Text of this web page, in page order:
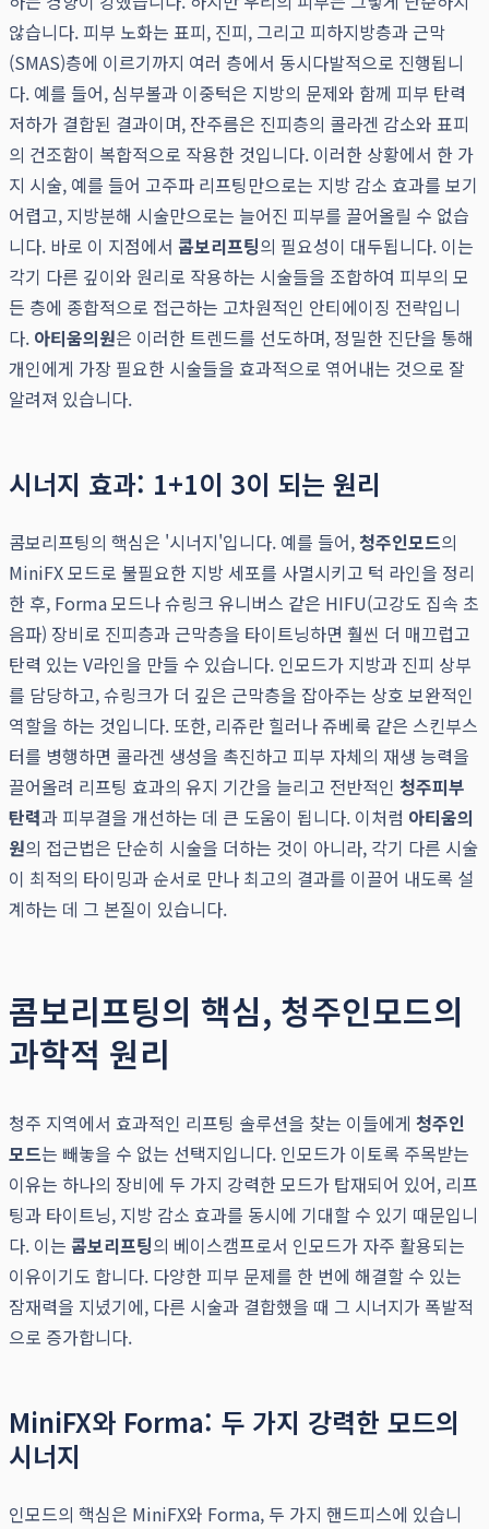
않습니다. 피부 노화는 표피, 진피, 그리고 피하지방층과 근막
(SMAS)층에 이르기까지 여러 층에서 동시다발적으로 진행됩니
다. 예를 들어, 심부볼과 이중턱은 지방의 문제와 함께 피부 탄력
저하가 결합된 결과이며, 잔주름은 진피층의 콜라겐 감소와 표피
의 건조함이 복합적으로 작용한 것입니다. 이러한 상황에서 한 가
지 시술, 예를 들어 고주파 리프팅만으로는 지방 감소 효과를 보기
어렵고, 지방분해 시술만으로는 늘어진 피부를 끌어올릴 수 없습
니다. 바로 이 지점에서 콤보리프팅의 필요성이 대두됩니다. 이는
각기 다른 깊이와 원리로 작용하는 시술들을 조합하여 피부의 모
든 층에 종합적으로 접근하는 고차원적인 안티에이징 전략입니
다. 아티움의원은 이러한 트렌드를 선도하며, 정밀한 진단을 통해
개인에게 가장 필요한 시술들을 효과적으로 엮어내는 것으로 잘
알려져 있습니다.
시너지 효과: 1+1이 3이 되는 원리
콤보리프팅의 핵심은 '시너지'입니다. 예를 들어,청주인모드의
MiniFX 모드로 불필요한 지방 세포를 사멸시키고 턱 라인을 정리
한 후, Forma 모드나 슈링크 유니버스 같은 HIFU(고강도 집속 초
음파) 장비로 진피층과 근막층을 타이트닝하면 훨씬 더 매끄럽고
탄력 있는 V라인을 만들 수 있습니다. 인모드가 지방과 진피 상부
를 담당하고, 슈링크가 더 깊은 근막층을 잡아주는 상호 보완적인
역할을 하는 것입니다. 또한, 리쥬란 힐러나 쥬베룩 같은 스킨부스
터를 병행하면 콜라겐 생성을 촉진하고 피부 자체의 재생 능력을
끌어올려 리프팅 효과의 유지 기간을 늘리고 전반적인 청주피부
탄력과 피부결을 개선하는 데 큰 도움이 됩니다. 이처럼 아티움의
원의 접근법은 단순히 시술을 더하는 것이 아니라, 각기 다른 시술
이 최적의 타이밍과 순서로 만나 최고의 결과를 이끌어 내도록 설
계하는 데 그 본질이 있습니다.
콤보리프팅의 핵심, 청주인모드의
과학적 원리
청주 지역에서 효과적인 리프팅 솔루션을 찾는 이들에게 청주인
모드는 빼놓을 수 없는 선택지입니다. 인모드가 이토록 주목받는
이유는 하나의 장비에 두 가지 강력한 모드가 탑재되어 있어, 리프
팅과 타이트닝, 지방 감소 효과를 동시에 기대할 수 있기 때문입니
다. 이는 콤보리프팅의 베이스캠프로서 인모드가 자주 활용되는
이유이기도 합니다. 다양한 피부 문제를 한 번에 해결할 수 있는
잠재력을 지녔기에, 다른 시술과 결합했을 때 그 시너지가 폭발적
으로 증가합니다.
MiniFX와 Forma: 두 가지 강력한 모드의
시너지
인모드의 핵심은 MiniFX와 Forma, 두 가지 핸드피스에 있습니